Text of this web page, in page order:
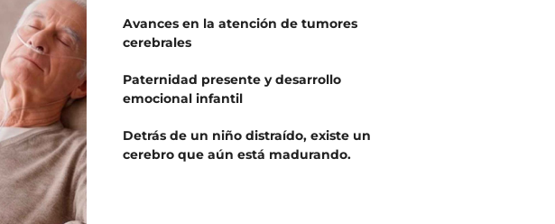
Avances en la atención de tumores
cerebrales
Paternidad presente y desarrollo
emocional infantil
Detrás de un niño distraído, existe un
cerebro que aún está madurando.